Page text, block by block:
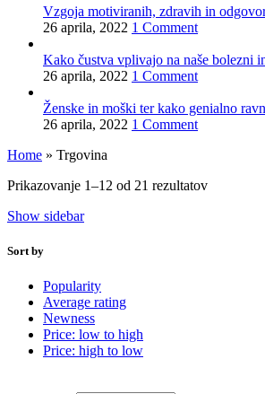
Vzgoja motiviranih, zdravih in
26 aprila, 2022 1 Comment
Kako čustva vplivajo na naše bolezni
26 aprila, 2022 1 Comment
Ženske in moški ter kako genialno
26 aprila, 2022 1 Comment
Home » Trgovina
Prikazovanje 1–12 od 21 rezultatov
Show sidebar
Sort by
Popularity
Average rating
Newness
Price: low to high
Price: high to low